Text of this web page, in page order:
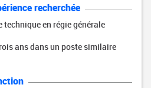
recherchée
en régie générale
ans dans un poste similaire